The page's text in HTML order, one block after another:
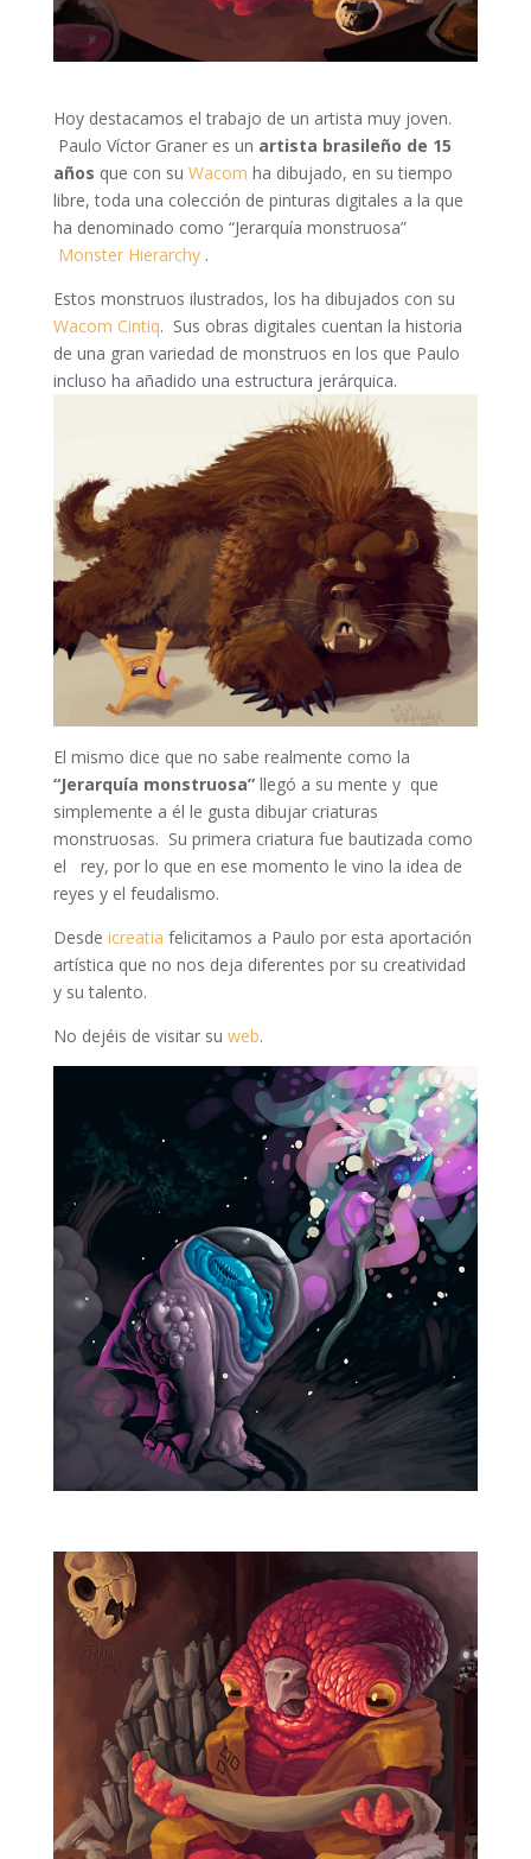
Hoy destacamos el trabajo de un artista muy joven.
Paulo Víctor Graner es un artista brasileño de 15
años que con su Wacom ha dibujado, en su tiempo
libre, toda una colección de pinturas digitales a la que
ha denominado como “Jerarquía monstruosa”
Monster Hierarchy.
Estos monstruos ilustrados, los ha dibujados con su
Wacom Cintiq. Sus obras digitales cuentan la historia
de una gran variedad de monstruos en los que Paulo
incluso ha añadido una estructura jerárquica.
El mismo dice que no sabe realmente como la
“Jerarquía monstruosa”llegó a su mente y que
simplemente a él le gusta dibujar criaturas
monstruosas. Su primera criatura fue bautizada como
el rey, por lo que en ese momento le vino la idea de
reyes y el feudalismo.
Desde icreatia felicitamos a Paulo por esta aportación
artística que no nos deja diferentes por su creatividad
y su talento.
No dejéis de visitar su web.